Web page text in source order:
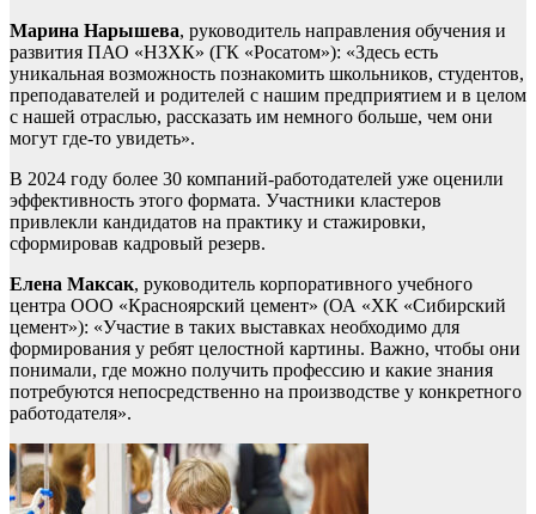
Марина Нарышева, руководитель направления обучения и
развития ПАО «НЗХК» (ГК «Росатом»): «Здесь есть
уникальная возможность познакомить школьников, студентов,
преподавателей и родителей с нашим предприятием и в целом
с нашей отраслью, рассказать им немного больше, чем они
могут где-то увидеть».
В 2024 году более 30 компаний-работодателей уже оценили
эффективность этого формата. Участники кластеров
привлекли кандидатов на практику и стажировки,
сформировав кадровый резерв.
Елена Максак, руководитель корпоративного учебного
центра ООО «Красноярский цемент» (ОА «ХК «Сибирский
цемент»): «Участие в таких выставках необходимо для
формирования у ребят целостной картины. Важно, чтобы они
понимали, где можно получить профессию и какие знания
потребуются непосредственно на производстве у конкретного
работодателя».